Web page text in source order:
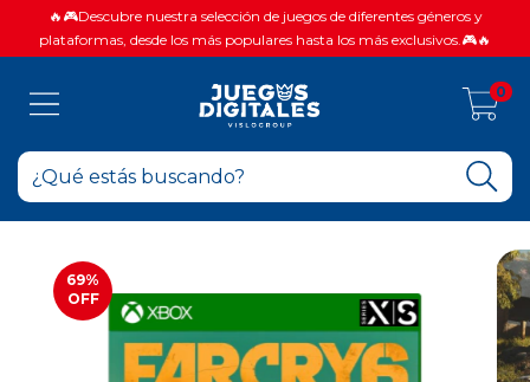
🔥🎮Descubre nuestra selección de juegos de diferentes géneros y
plataformas, desde los más populares hasta los más exclusivos.🎮🔥
0
69%
OFF